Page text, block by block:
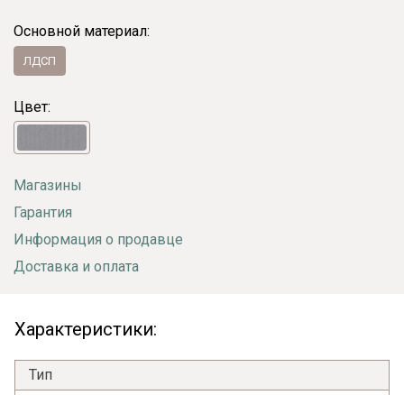
Основной материал:
ЛДСП
Цвет:
Магазины
Гарантия
Информация о продавце
Доставка и оплата
Характеристики:
Тип